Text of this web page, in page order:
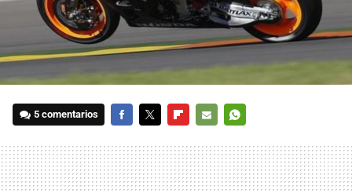
5 comentarios
MAIL